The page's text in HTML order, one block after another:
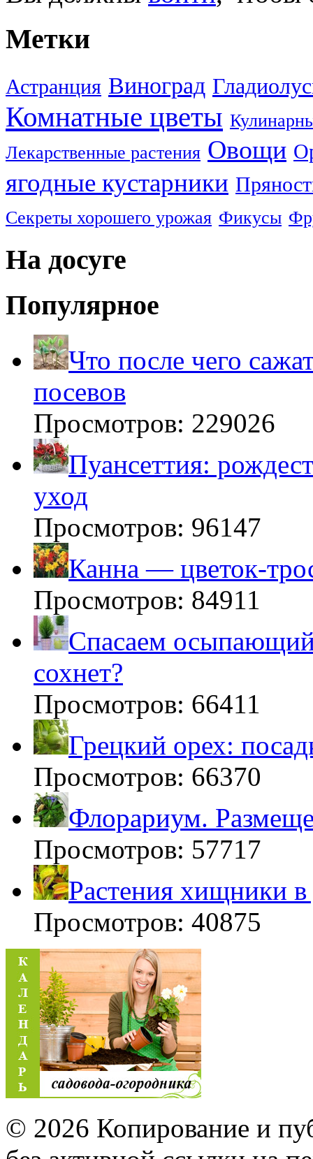
Метки
Астранция Виноград
Комнатные цветы
Лекарственные растения Овощи
ягодные кустарники
Секреты хорошего урожая Фикусы
На досуге
Популярное
Что после чего
посевов
Просмотров: 229026
Пуансеттия:
уход
Просмотров: 96147
Канна — цветок-
Просмотров: 84911
Спасаем
сохнет?
Просмотров: 66411
Грецкий орех:
Просмотров: 66370
Флорариум.
Просмотров: 57717
Растения хищники
Просмотров: 40875
© 2026 Копирование и